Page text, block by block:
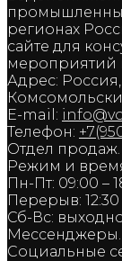
регионах
сайте для
Адрес:
E-mail:
Телефон:
Отдел продаж.
Режим и
Пн-Пт: 09:00 –
Перерыв: 12:30
Сб-Вс:
Мессенджеры.
Социальные